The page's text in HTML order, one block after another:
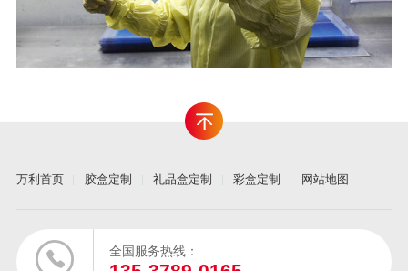
万利首页 胶盒定制 礼品盒定制 彩盒定制 网站地图
全国服务热线：